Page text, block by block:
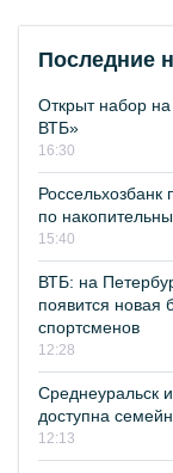
Последние
Открыт набор
ВТБ»
16:30
по
15:40
ВТБ: на
появится новая
спортсменов
12:28
Среднеуральск
доступна
12:13